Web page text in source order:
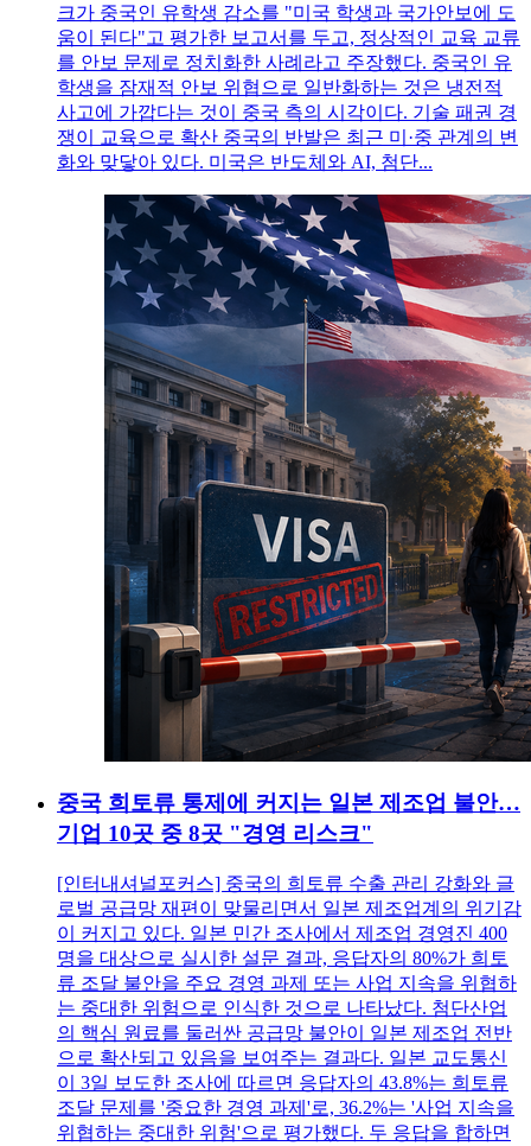
크가 중국인 유학생 감소를 "미국 학생과 국가안보에 도
움이 된다"고 평가한 보고서를 두고, 정상적인 교육 교류
를 안보 문제로 정치화한 사례라고 주장했다. 중국인 유
학생을 잠재적 안보 위협으로 일반화하는 것은 냉전적
사고에 가깝다는 것이 중국 측의 시각이다. 기술 패권 경
쟁이 교육으로 확산 중국의 반발은 최근 미·중 관계의 변
화와 맞닿아 있다. 미국은 반도체와 AI, 첨단...
중국 희토류 통제에 커지는 일본 제조업 불안…
기업 10곳 중 8곳 "경영 리스크"
[인터내셔널포커스] 중국의 희토류 수출 관리 강화와 글
로벌 공급망 재편이 맞물리면서 일본 제조업계의 위기감
이 커지고 있다. 일본 민간 조사에서 제조업 경영진 400
명을 대상으로 실시한 설문 결과, 응답자의 80%가 희토
류 조달 불안을 주요 경영 과제 또는 사업 지속을 위협하
는 중대한 위험으로 인식한 것으로 나타났다. 첨단산업
의 핵심 원료를 둘러싼 공급망 불안이 일본 제조업 전반
으로 확산되고 있음을 보여주는 결과다. 일본 교도통신
이 3일 보도한 조사에 따르면 응답자의 43.8%는 희토류
조달 문제를 '중요한 경영 과제'로, 36.2%는 '사업 지속을
위협하는 중대한 위험'으로 평가했다. 두 응답을 합하면